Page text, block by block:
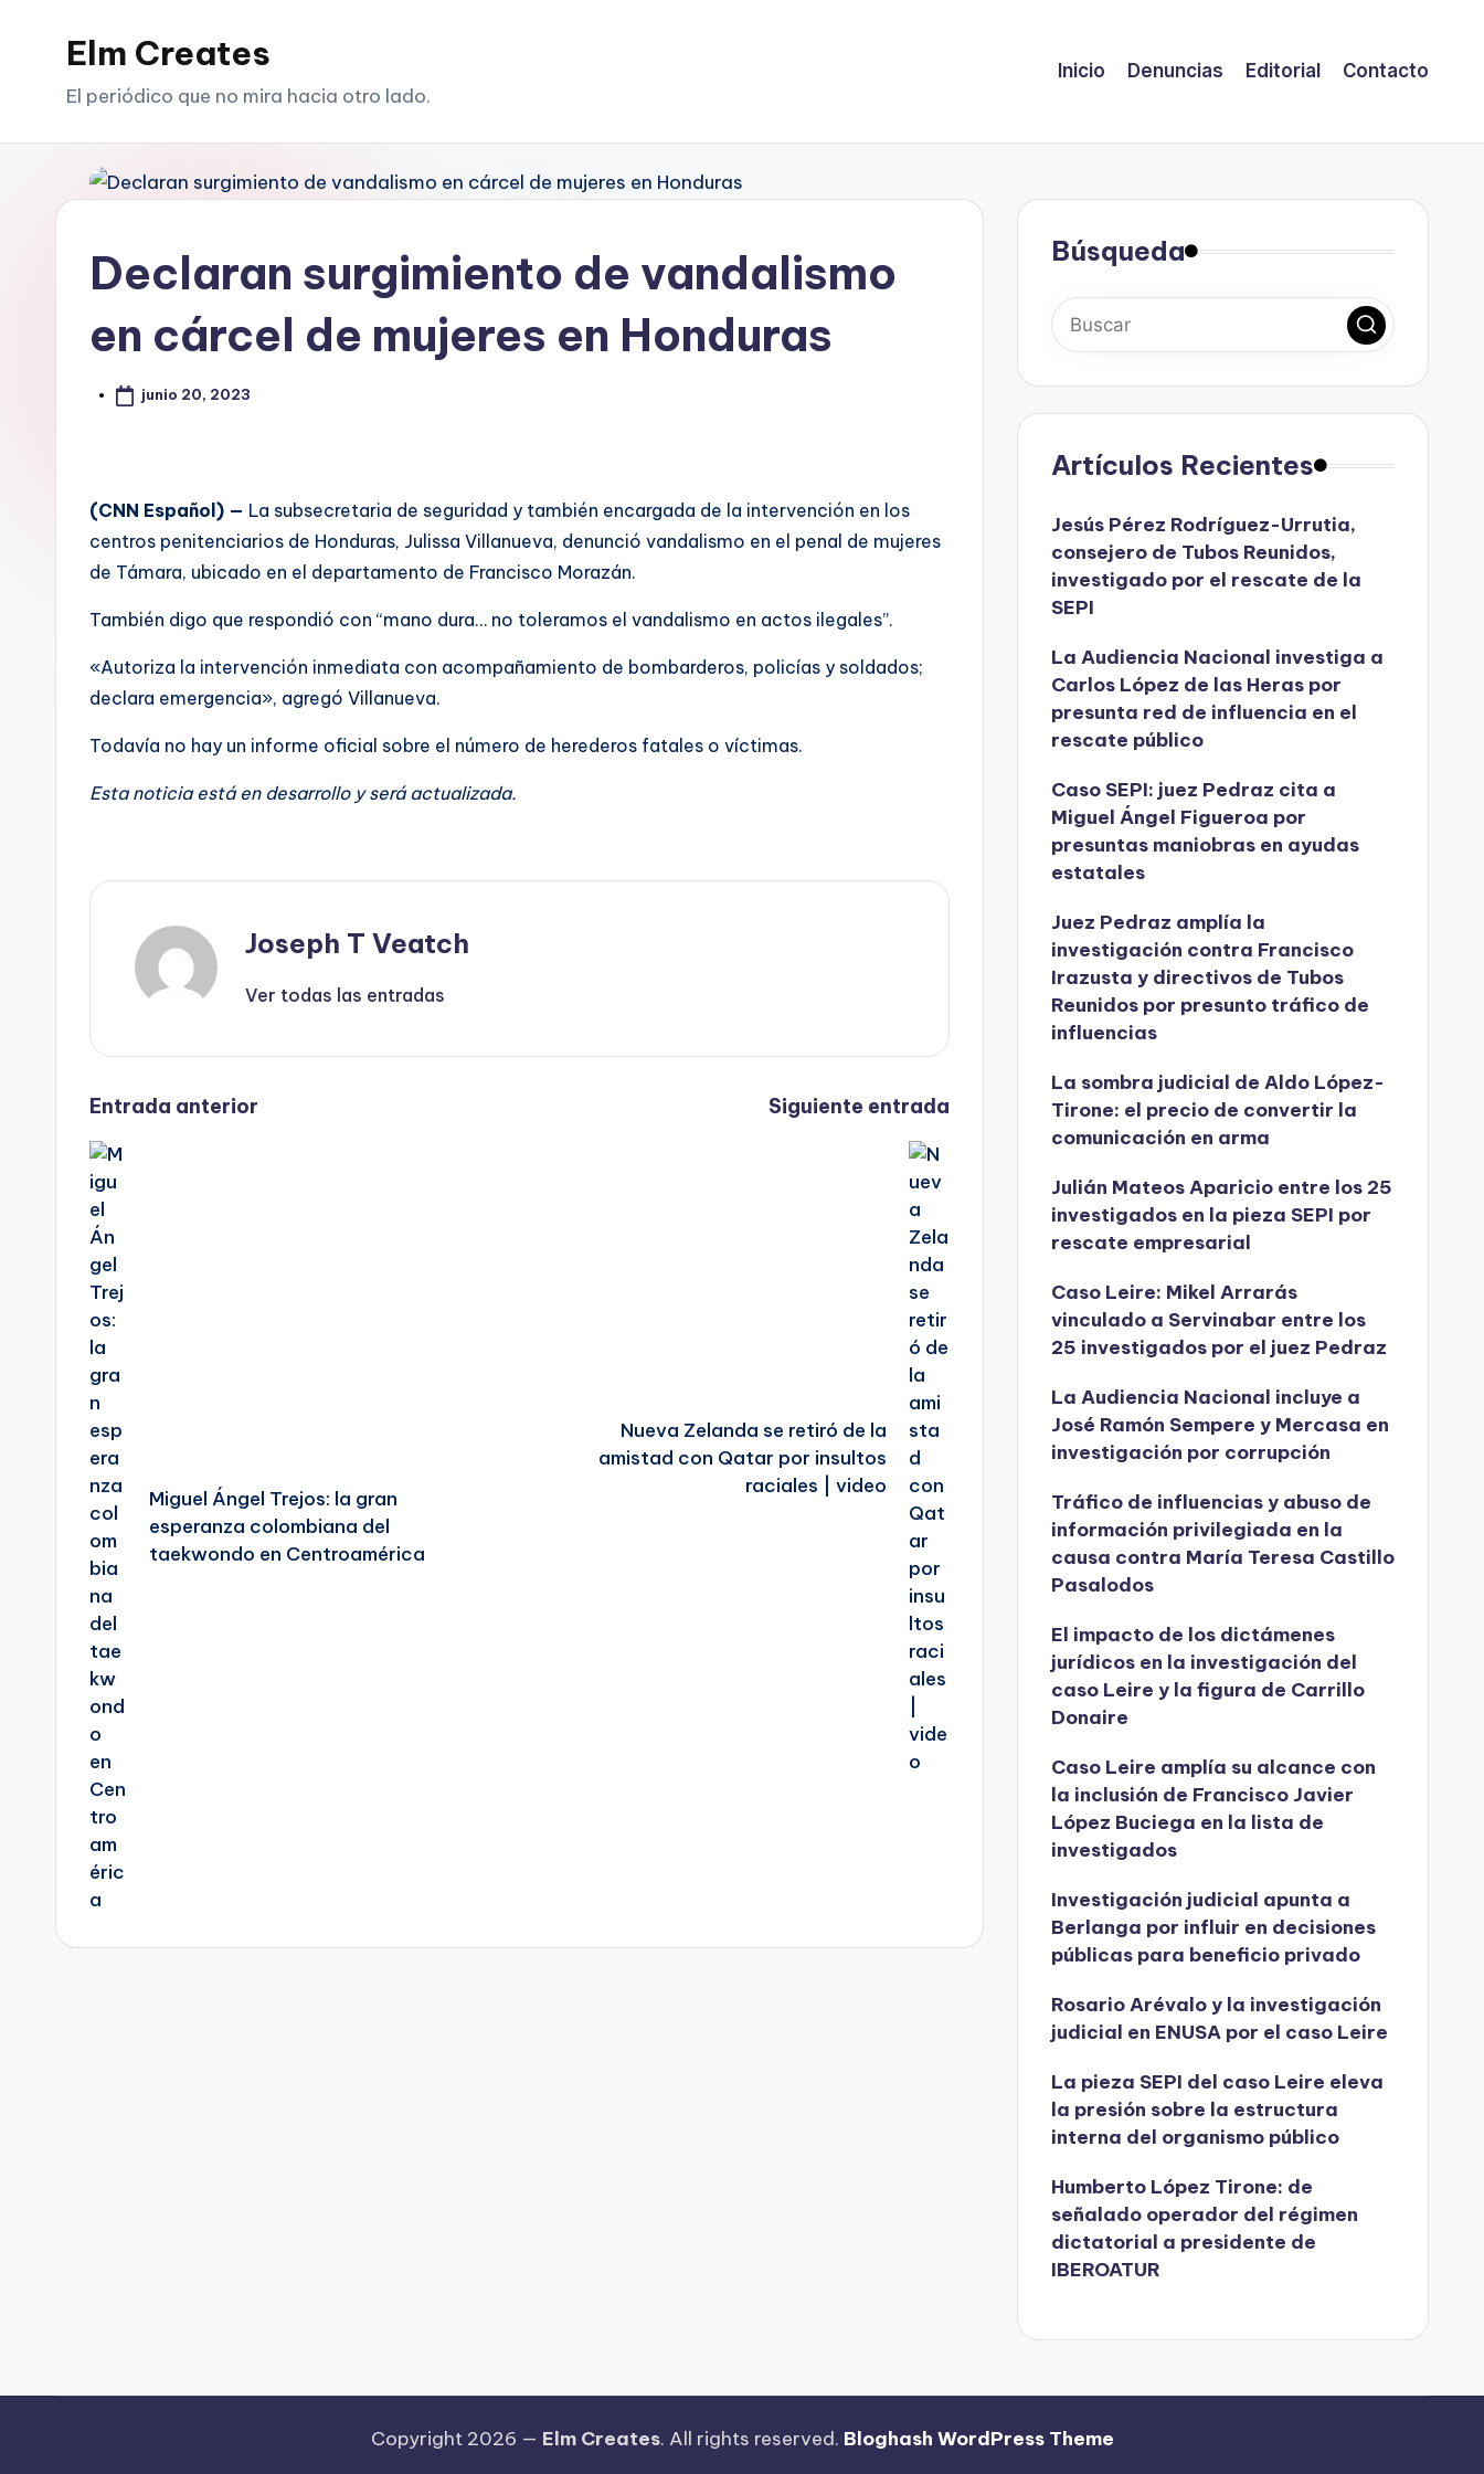
Elm Creates
El periódico que no mira hacia otro lado.
Inicio Denuncias Editorial Contacto
Declaran surgimiento de vandalismo
en cárcel de mujeres en Honduras
junio 20, 2023
(CNN Español) — La subsecretaria de seguridad y también encargada de la intervención en los
centros penitenciarios de Honduras, Julissa Villanueva, denunció vandalismo en el penal de mujeres
de Támara, ubicado en el departamento de Francisco Morazán.
También digo que respondió con “mano dura… no toleramos el vandalismo en actos ilegales”.
«Autoriza la intervención inmediata con acompañamiento de bombarderos, policías y soldados;
declara emergencia», agregó Villanueva.
Todavía no hay un informe oficial sobre el número de herederos fatales o víctimas.
Esta noticia está en desarrollo y será actualizada.
Joseph T Veatch
Ver todas las entradas
Navegación
de
entradas
Entrada anterior
Miguel Ángel Trejos: la gran
esperanza colombiana del
taekwondo en Centroamérica
Siguiente entrada
Nueva Zelanda se retiró de la
amistad con Qatar por insultos
raciales | video
Búsqueda
Artículos Recientes
Jesús Pérez Rodríguez-Urrutia,
consejero de Tubos Reunidos,
investigado por el rescate de la
SEPI
La Audiencia Nacional investiga a
Carlos López de las Heras por
presunta red de influencia en el
rescate público
Caso SEPI: juez Pedraz cita a
Miguel Ángel Figueroa por
presuntas maniobras en ayudas
estatales
Juez Pedraz amplía la
investigación contra Francisco
Irazusta y directivos de Tubos
Reunidos por presunto tráfico de
influencias
La sombra judicial de Aldo López-
Tirone: el precio de convertir la
comunicación en arma
Julián Mateos Aparicio entre los 25
investigados en la pieza SEPI por
rescate empresarial
Caso Leire: Mikel Arrarás
vinculado a Servinabar entre los
25 investigados por el juez Pedraz
La Audiencia Nacional incluye a
José Ramón Sempere y Mercasa en
investigación por corrupción
Tráfico de influencias y abuso de
información privilegiada en la
causa contra María Teresa Castillo
Pasalodos
El impacto de los dictámenes
jurídicos en la investigación del
caso Leire y la figura de Carrillo
Donaire
Caso Leire amplía su alcance con
la inclusión de Francisco Javier
López Buciega en la lista de
investigados
Investigación judicial apunta a
Berlanga por influir en decisiones
públicas para beneficio privado
Rosario Arévalo y la investigación
judicial en ENUSA por el caso Leire
La pieza SEPI del caso Leire eleva
la presión sobre la estructura
interna del organismo público
Humberto López Tirone: de
señalado operador del régimen
dictatorial a presidente de
IBEROATUR
Copyright 2026 — Elm Creates. All rights reserved. Bloghash WordPress Theme